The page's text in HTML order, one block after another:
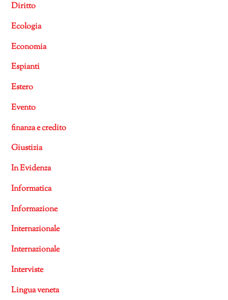
Diritto
Ecologia
Economia
Espianti
Estero
Evento
finanza e credito
Giustizia
In Evidenza
Informatica
Informazione
Internazionale
Internazionale
Interviste
Lingua veneta